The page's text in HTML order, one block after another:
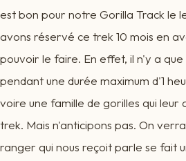
est bon pour notre Gorilla Track le
avons réservé ce trek 10 mois en
pouvoir le faire. En effet, il n'y a
pendant une durée maximum d'1
voire une famille de gorilles qui leur
trek. Mais n'anticipons pas. On
ranger qui nous reçoit parle se fait